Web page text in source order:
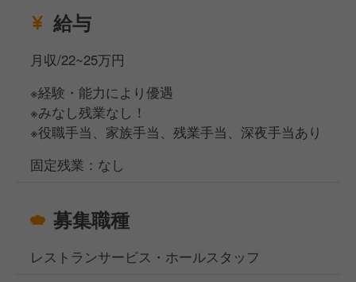
給与
月収/22~25万円
※経験・能力により優遇
※みなし残業なし！
※役職手当、家族手当、残業手当、深夜手当あり
固定残業：なし
募集職種
レストランサービス・ホールスタッフ